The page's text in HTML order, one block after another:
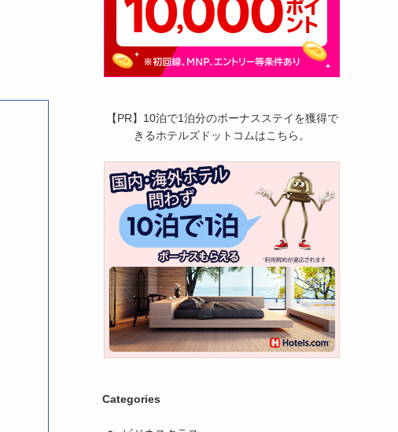
【PR】10泊で1泊分のボーナスステイを獲得で
きるホテルズドットコムはこちら。
Categories